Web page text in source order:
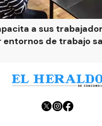
a sus
entornos de trabajo